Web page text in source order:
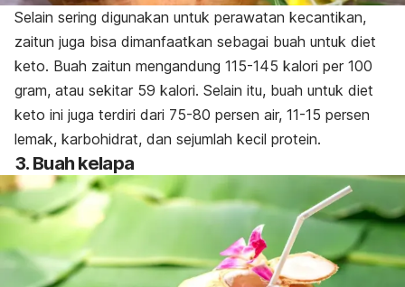
Selain sering digunakan untuk perawatan kecantikan,
zaitun juga bisa dimanfaatkan sebagai buah untuk diet
keto. Buah zaitun mengandung 115-145 kalori per 100
gram, atau sekitar 59 kalori. Selain itu, buah untuk diet
keto ini juga terdiri dari 75-80 persen air, 11-15 persen
lemak, karbohidrat, dan sejumlah kecil protein.
3. Buah kelapa